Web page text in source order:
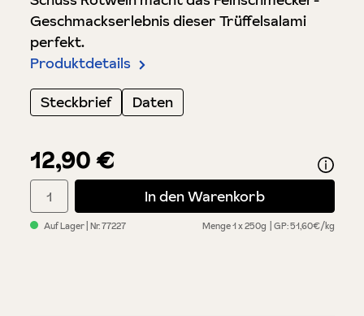
12,90 €
Geschmackserlebnis dieser Trüffelsalami
perfekt.
Produktdetails
Steckbrief
Daten
Auf Lager | Nr.77227 Menge1 x 250g GP: 51,60€/kg
Produkt Anzahl: Gib den gewünschten Wert ein oder benutze
In den Warenkorb